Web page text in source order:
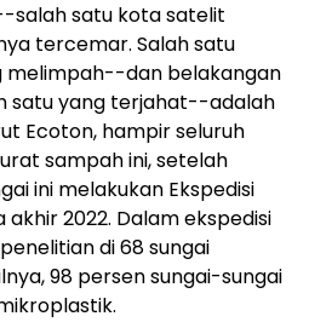
salah satu kota satelit
tercemar. Salah satu
melimpah--dan belakangan
satu yang terjahat--adalah
Ecoton, hampir seluruh
sampah ini, setelah
ini melakukan Ekspedisi
akhir 2022. Dalam ekspedisi
di 68 sungai
98 persen sungai-sungai